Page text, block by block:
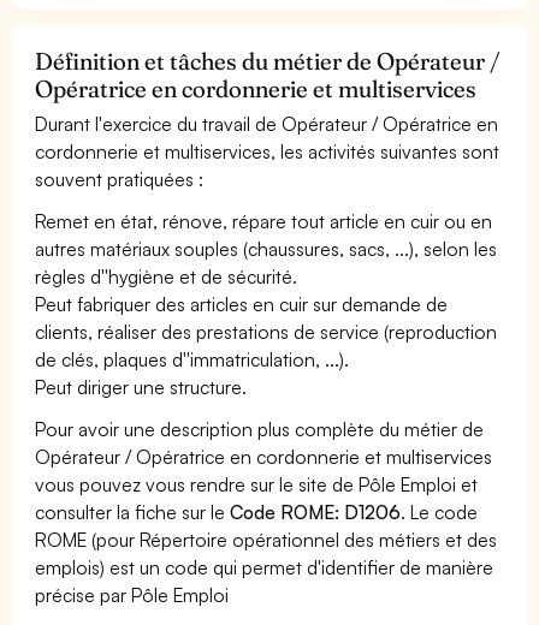
Définition et tâches du métier de Opérateur /
Opératrice en cordonnerie et multiservices
Durant l'exercice du travail de Opérateur / Opératrice en
cordonnerie et multiservices, les activités suivantes sont
souvent pratiquées :
Remet en état, rénove, répare tout article en cuir ou en
autres matériaux souples (chaussures, sacs, ...), selon les
règles d''hygiène et de sécurité.
Peut fabriquer des articles en cuir sur demande de
clients, réaliser des prestations de service (reproduction
de clés, plaques d''immatriculation, ...).
Peut diriger une structure.
Pour avoir une description plus complète du métier de
Opérateur / Opératrice en cordonnerie et multiservices
vous pouvez vous rendre sur le site de Pôle Emploi et
consulter la fiche sur leCode ROME: D1206. Le code
ROME (pour Répertoire opérationnel des métiers et des
emplois) est un code qui permet d'identifier de manière
précise par Pôle Emploi